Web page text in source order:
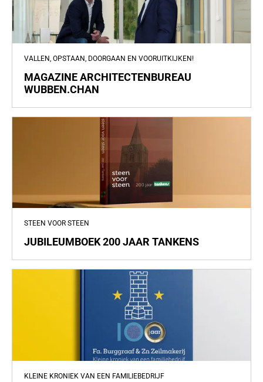
VALLEN, OPSTAAN, DOORGAAN EN VOORUITKIJKEN!
MAGAZINE ARCHITECTENBUREAU
WUBBEN.CHAN
STEEN VOOR STEEN
JUBILEUMBOEK 200 JAAR TANKENS
KLEINE KRONIEK VAN EEN FAMILIEBEDRIJF